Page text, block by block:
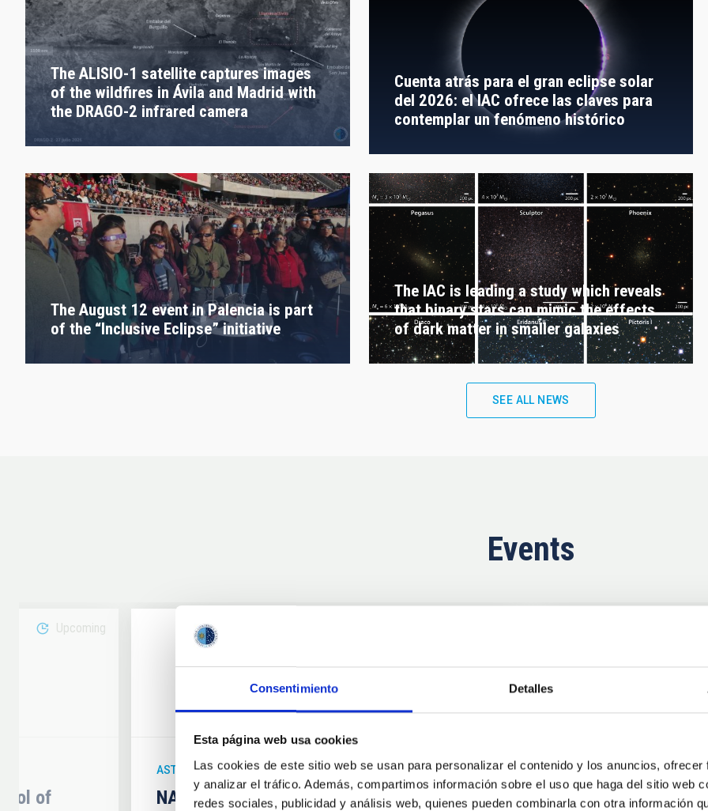
Consentimiento Detalles
Esta página web usa cookies
Las cookies de este sitio web se usan para personalizar el contenido y los anuncios,
y analizar el tráfico. Además, compartimos información sobre el uso que haga del sitio web
redes sociales, publicidad y análisis web, quienes pueden combinarla con otra información
The ALISIO-1 satellite captures images
of the wildfires in Ávila and Madrid with
the DRAGO-2 infrared camera
Cuenta atrás para el gran eclipse solar
del 2026: el IAC ofrece las claves para
contemplar un fenómeno histórico
The August 12 event in Palencia is part
of the “Inclusive Eclipse” initiative
The IAC is leading a study which reveals
that binary stars can mimic the effects
of dark matter in smaller galaxies
SEE ALL NEWS
Events
Upcoming
of
08
AUG 26
11
AUG 26
ASTRONOMICAL EVENT
NATE en Palencia - Eclipse Agosto 2026
10
CONFERENCE
Substellar